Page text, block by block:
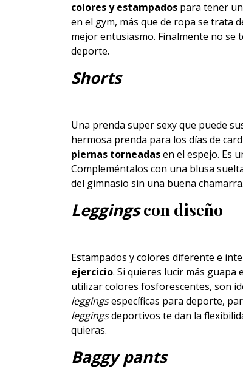
colores y estampados para tener
en el gym, más que de ropa se trata
mejor entusiasmo. Finalmente no se
deporte.
Shorts
Una prenda super sexy que puede
hermosa prenda para los días de
piernas torneadasen el espejo. Es
Compleméntalos con una blusa
del gimnasio sin una buena chamarra.
Leggingscon diseño
Estampados y colores diferente e
ejercicio. Si quieres lucir más guapa
utilizar colores fosforescentes, son
leggingsespecíficas para deporte,
leggingsdeportivos te dan la
quieras.
Baggy pants